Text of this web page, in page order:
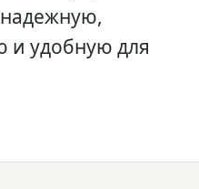
и удобную для